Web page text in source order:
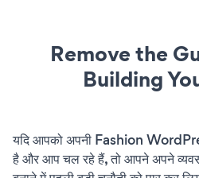
Remove the
Building
यदि आपको अपनी Fashion
है और आप चल रहे हैं, तो आपने अपने